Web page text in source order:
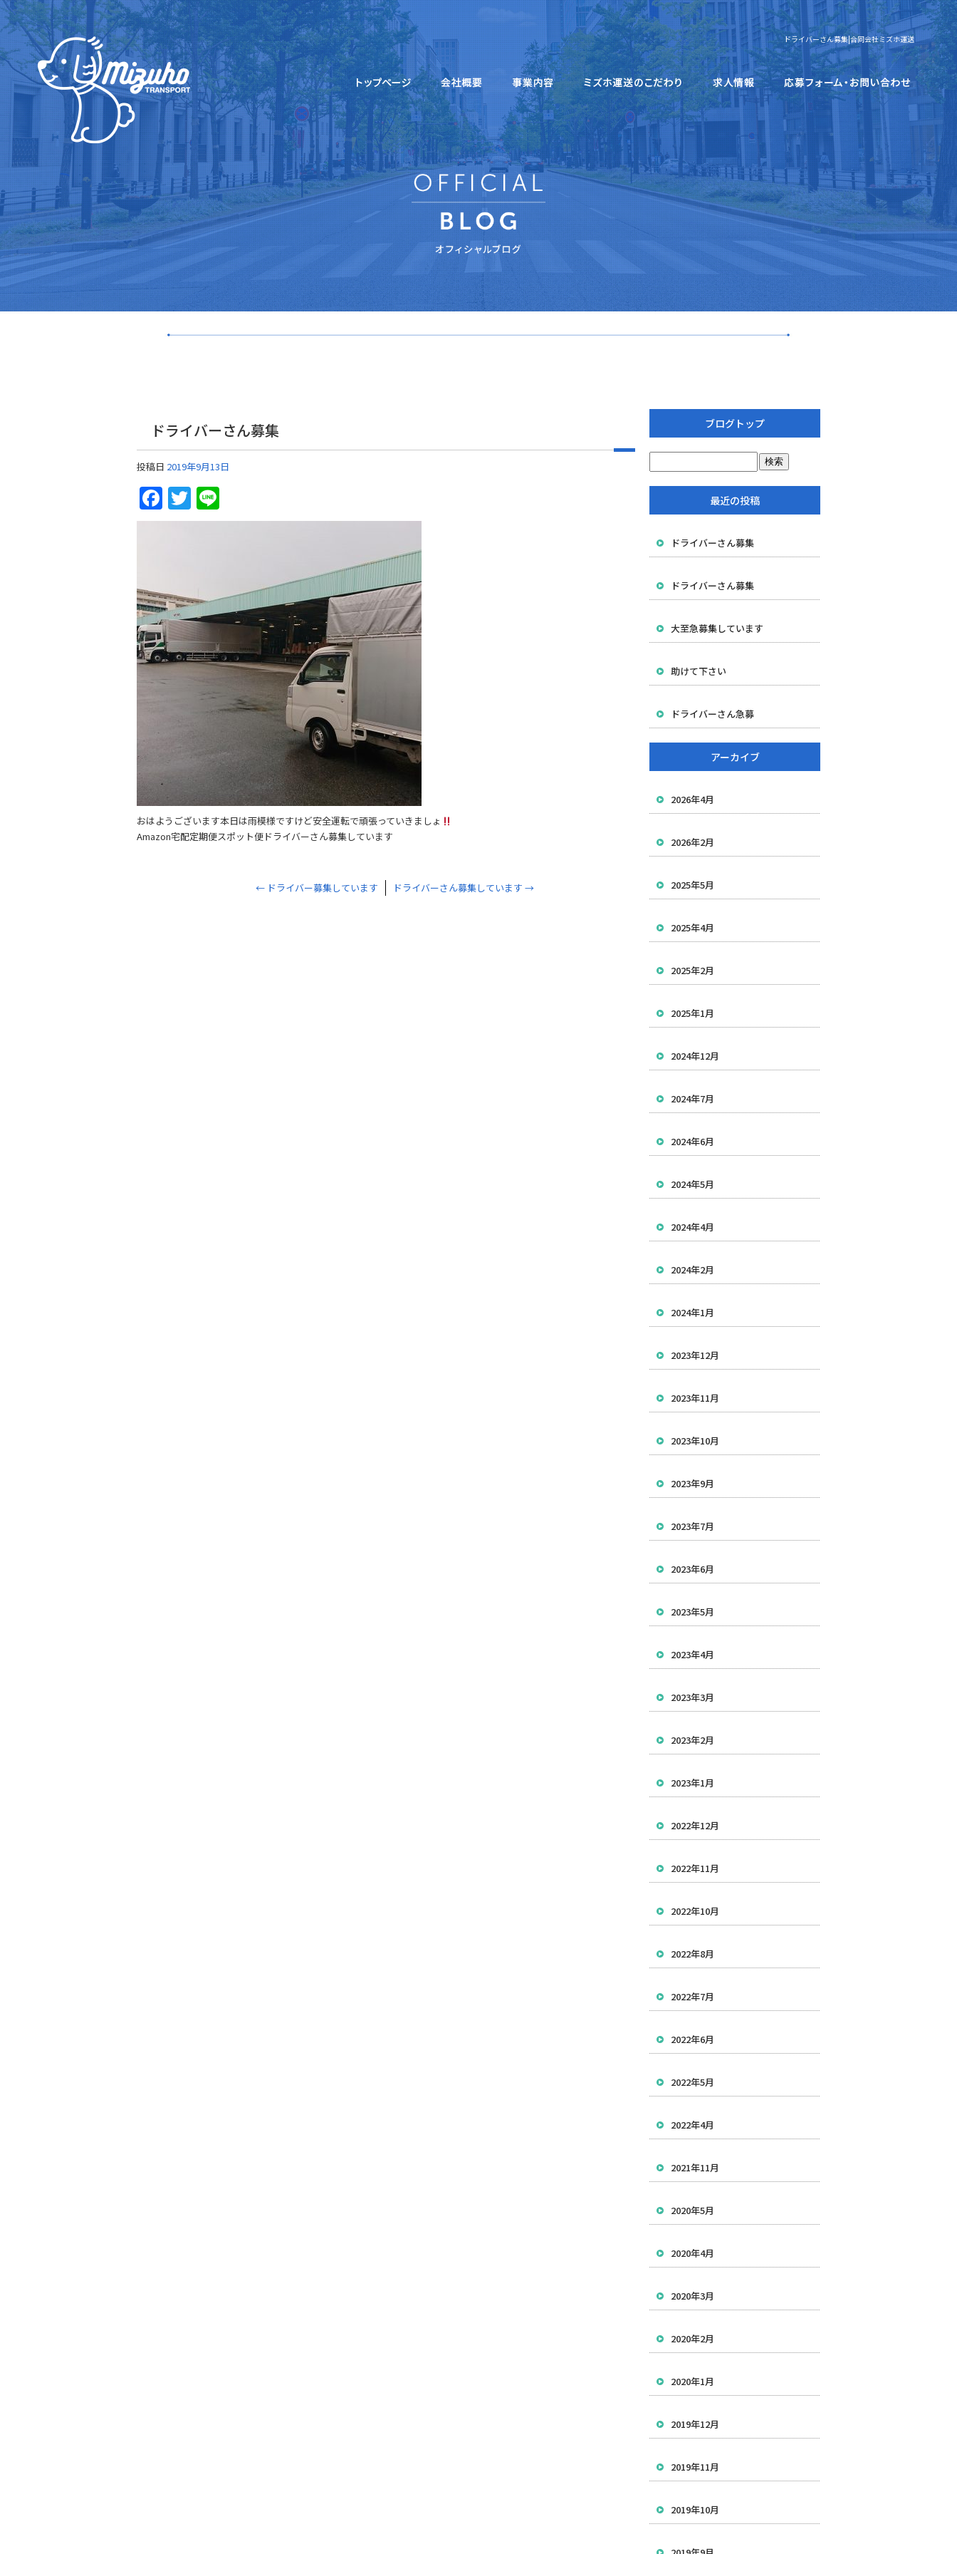
ドライバーさん募集|合同会社ミズホ運送
ドライバーさん募集
投稿日 2019年9月13日
Facebook
Twitter
おはようございます本日は雨模様ですけど安全運転で頑張っていきましょ
Amazon宅配定期便スポット便ドライバーさん募集しています
← ドライバー募集しています ドライバーさん募集しています →
ブログトップ
最近の投稿
ドライバーさん募集
ドライバーさん募集
大至急募集しています
助けて下さい
ドライバーさん急募
アーカイブ
2026年4月
2026年2月
2025年5月
2025年4月
2025年2月
2025年1月
2024年12月
2024年7月
2024年6月
2024年5月
2024年4月
2024年2月
2024年1月
2023年12月
2023年11月
2023年10月
2023年9月
2023年7月
2023年6月
2023年5月
2023年4月
2023年3月
2023年2月
2023年1月
2022年12月
2022年11月
2022年10月
2022年8月
2022年7月
2022年6月
2022年5月
2022年4月
2021年11月
2020年5月
2020年4月
2020年3月
2020年2月
2020年1月
2019年12月
2019年11月
2019年10月